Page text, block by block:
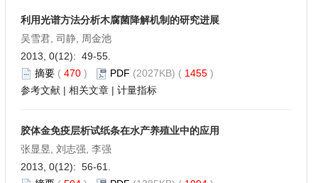
利用光谱方法分析木腐菌降解机制的研究进展
吴雪君, 司静, 周金池
2013, 0(12): 49-55.
摘要 ( 470 ) PDF (2027KB) ( 1455 )
参考文献 | 相关文章 | 计量指标
胶体金免疫层析试纸条在水产养殖业中的应用
张显昱, 刘志强, 李强
2013, 0(12): 56-61.